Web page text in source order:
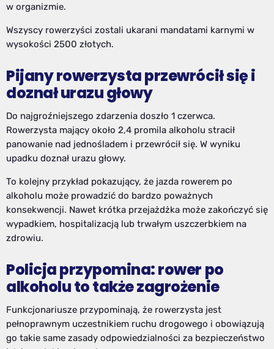
w organizmie.
Wszyscy rowerzyści zostali ukarani mandatami karnymi w
wysokości 2500 złotych.
Pijany rowerzysta przewrócił się i
doznał urazu głowy
Do najgroźniejszego zdarzenia doszło 1 czerwca.
Rowerzysta mający około 2,4 promila alkoholu stracił
panowanie nad jednośladem i przewrócił się. W wyniku
upadku doznał urazu głowy.
To kolejny przykład pokazujący, że jazda rowerem po
alkoholu może prowadzić do bardzo poważnych
konsekwencji. Nawet krótka przejażdżka może zakończyć się
wypadkiem, hospitalizacją lub trwałym uszczerbkiem na
zdrowiu.
Policja przypomina: rower po
alkoholu to także zagrożenie
Funkcjonariusze przypominają, że rowerzysta jest
pełnoprawnym uczestnikiem ruchu drogowego i obowiązują
go takie same zasady odpowiedzialności za bezpieczeństwo